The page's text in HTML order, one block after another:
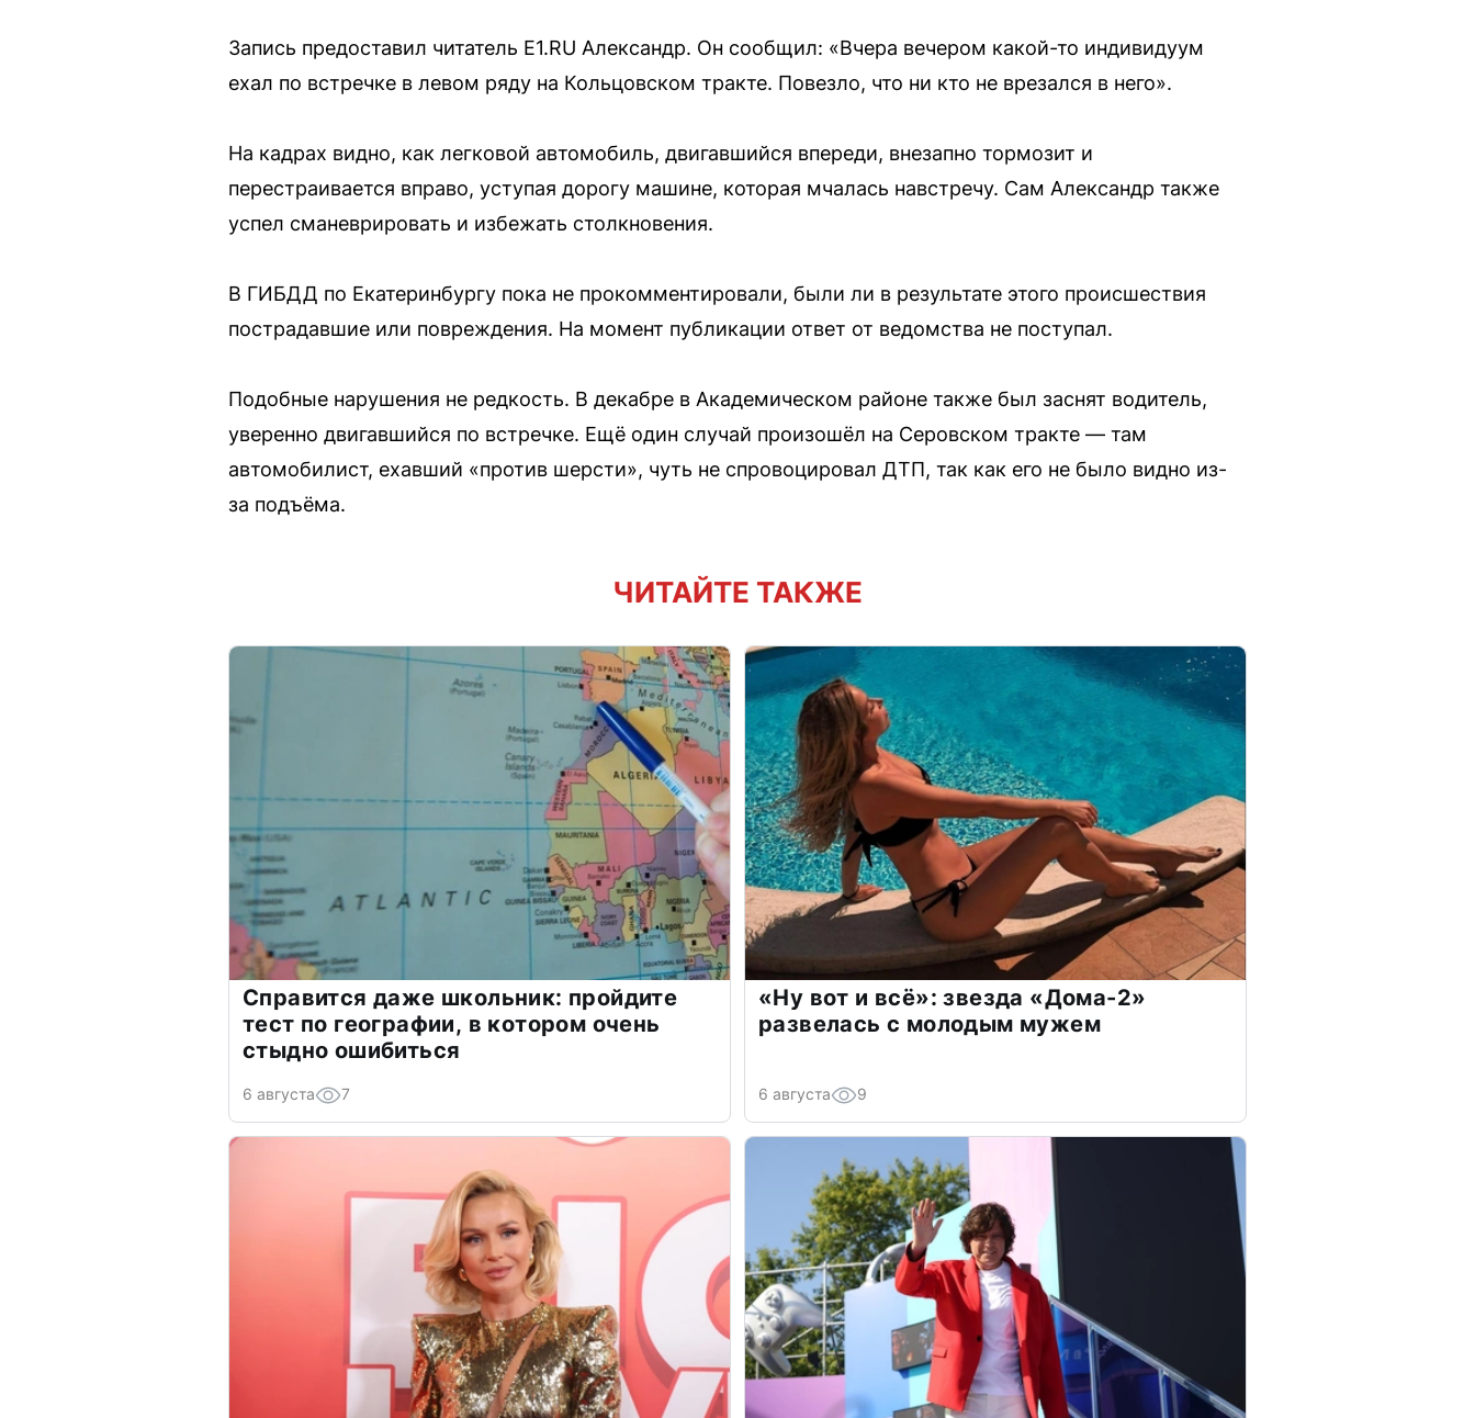
Запись предоставил читатель E1.RU Александр. Он сообщил: «Вчера вечером какой-то индивидуум
ехал по встречке в левом ряду на Кольцовском тракте. Повезло, что ни кто не врезался в него».
На кадрах видно, как легковой автомобиль, двигавшийся впереди, внезапно тормозит и
перестраивается вправо, уступая дорогу машине, которая мчалась навстречу. Сам Александр также
успел сманеврировать и избежать столкновения.
В ГИБДД по Екатеринбургу пока не прокомментировали, были ли в результате этого происшествия
пострадавшие или повреждения. На момент публикации ответ от ведомства не поступал.
Подобные нарушения не редкость. В декабре в Академическом районе также был заснят водитель,
уверенно двигавшийся по встречке. Ещё один случай произошёл на Серовском тракте — там
автомобилист, ехавший «против шерсти», чуть не спровоцировал ДТП, так как его не было видно из-
за подъёма.
ЧИТАЙТЕ ТАКЖЕ
Справится даже школьник: пройдите
тест по географии, в котором очень
стыдно ошибиться
6 августа 7
«Ну вот и всё»: звезда «Дома-2»
развелась с молодым мужем
6 августа 9